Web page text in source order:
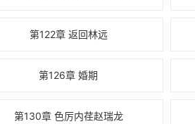
第122章 返回林远
第126章 婚期
第130章 色厉内荏赵瑞龙